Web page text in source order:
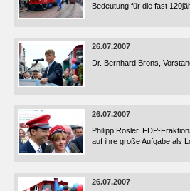
Bedeutung für die fast
26.07.2007
Dr. Bernhard Brons,
26.07.2007
Philipp Rösler, FDP-
auf ihre große Aufgabe als
26.07.2007